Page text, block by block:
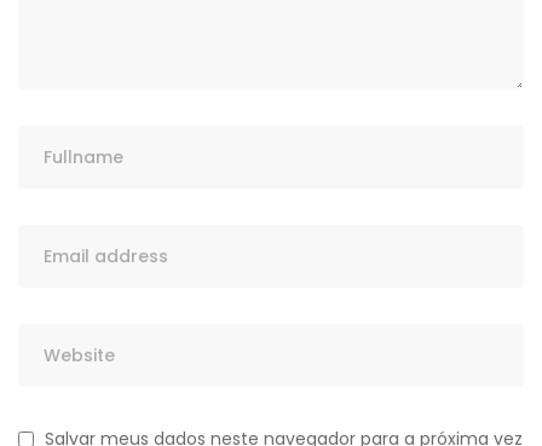
Salvar meus dados neste navegador para a próxima vez